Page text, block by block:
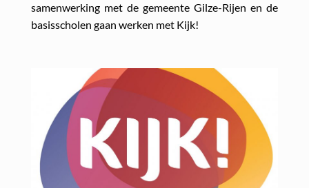
samenwerking met de gemeente Gilze-Rijen en de
basisscholen gaan werken met Kijk!